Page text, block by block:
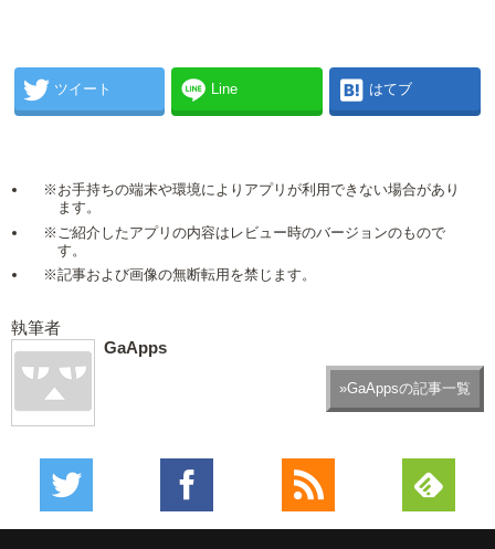
ツイート Line はてブ
※お手持ちの端末や環境によりアプリが利用できない場合があり
ます。
※ご紹介したアプリの内容はレビュー時のバージョンのもので
す。
※記事および画像の無断転用を禁じます。
執筆者
GaApps
»GaAppsの記事一覧